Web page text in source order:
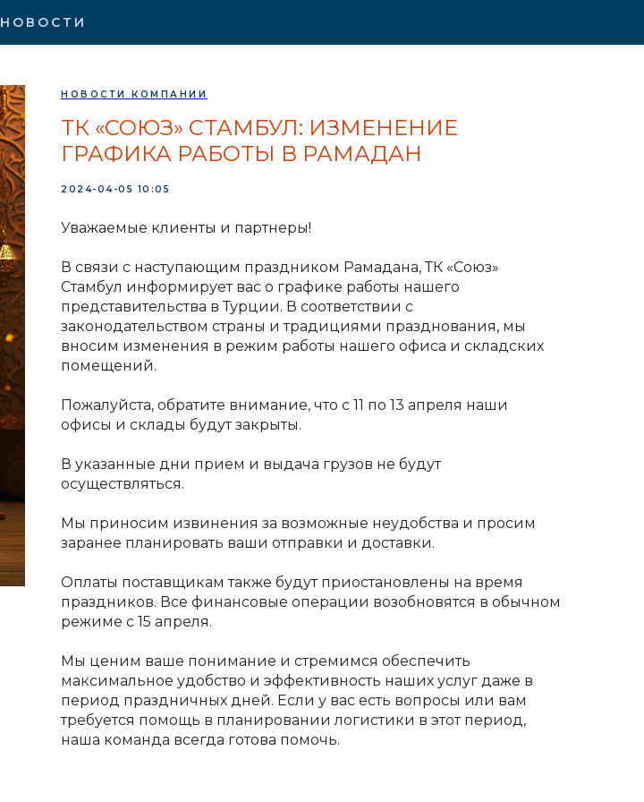
НОВОСТИ
НОВОСТИ КОМПАНИИ
ТК «СОЮЗ» СТАМБУЛ: ИЗМЕНЕНИЕ
ГРАФИКА РАБОТЫ В РАМАДАН
2024-04-05 10:05
Уважаемые клиенты и партнеры!
В связи с наступающим праздником Рамадана, ТК «Союз»
Стамбул информирует вас о графике работы нашего
представительства в Турции. В соответствии с
законодательством страны и традициями празднования, мы
вносим изменения в режим работы нашего офиса и складских
помещений.
Пожалуйста, обратите внимание, что с 11 по 13 апреля наши
офисы и склады будут закрыты.
В указанные дни прием и выдача грузов не будут
осуществляться.
Мы приносим извинения за возможные неудобства и просим
заранее планировать ваши отправки и доставки.
Оплаты поставщикам также будут приостановлены на время
праздников. Все финансовые операции возобновятся в обычном
режиме с 15 апреля.
Мы ценим ваше понимание и стремимся обеспечить
максимальное удобство и эффективность наших услуг даже в
период праздничных дней. Если у вас есть вопросы или вам
требуется помощь в планировании логистики в этот период,
наша команда всегда готова помочь.